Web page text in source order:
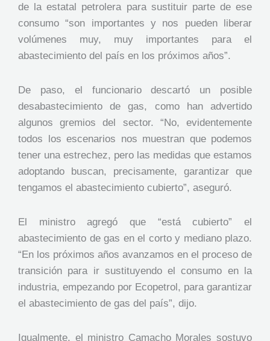
de la estatal petrolera para sustituir parte de ese
consumo “son importantes y nos pueden liberar
volúmenes muy, muy importantes para el
abastecimiento del país en los próximos años”.
De paso, el funcionario descartó un posible
desabastecimiento de gas, como han advertido
algunos gremios del sector. “No, evidentemente
todos los escenarios nos muestran que podemos
tener una estrechez, pero las medidas que estamos
adoptando buscan, precisamente, garantizar que
tengamos el abastecimiento cubierto”, aseguró.
El ministro agregó que “está cubierto” el
abastecimiento de gas en el corto y mediano plazo.
“En los próximos años avanzamos en el proceso de
transición para ir sustituyendo el consumo en la
industria, empezando por Ecopetrol, para garantizar
el abastecimiento de gas del país”, dijo.
Igualmente, el ministro Camacho Morales sostuvo